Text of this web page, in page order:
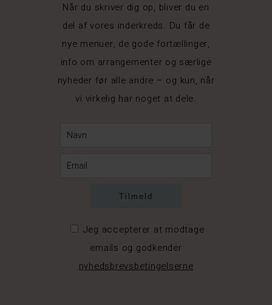
Når du skriver dig op, bliver du en
del af vores inderkreds. Du får de
nye menuer, de gode fortællinger,
info om arrangementer og særlige
nyheder før alle andre – og kun, når
vi virkelig har noget at dele.
Jeg accepterer at modtage
emails og godkender
nyhedsbrevsbetingelserne